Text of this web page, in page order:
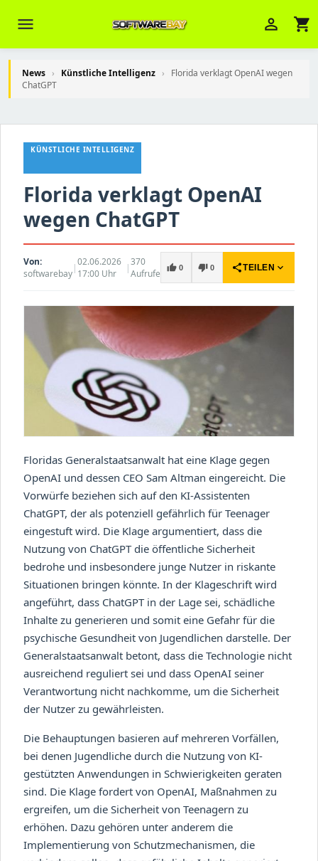
menu person_outline shopping_cart
News › Künstliche Intelligenz ›
Florida verklagt OpenAI wegen
ChatGPT
KÜNSTLICHE INTELLIGENZ
Florida verklagt OpenAI
wegen ChatGPT
Von:
softwarebay|02.06.2026
17:00 Uhr
|370
Aufrufe
thumb_up 0 thumb_down 0 shareTEILEN expand_more
Floridas Generalstaatsanwalt hat eine Klage gegen
OpenAI und dessen CEO Sam Altman eingereicht. Die
Vorwürfe beziehen sich auf den KI-Assistenten
ChatGPT, der als potenziell gefährlich für Teenager
eingestuft wird. Die Klage argumentiert, dass die
Nutzung von ChatGPT die öffentliche Sicherheit
bedrohe und insbesondere junge Nutzer in riskante
Situationen bringen könnte. In der Klageschrift wird
angeführt, dass ChatGPT in der Lage sei, schädliche
Inhalte zu generieren und somit eine Gefahr für die
psychische Gesundheit von Jugendlichen darstelle. Der
Generalstaatsanwalt betont, dass die Technologie nicht
ausreichend reguliert sei und dass OpenAI seiner
Verantwortung nicht nachkomme, um die Sicherheit
der Nutzer zu gewährleisten.
Die Behauptungen basieren auf mehreren Vorfällen,
bei denen Jugendliche durch die Nutzung von KI-
gestützten Anwendungen in Schwierigkeiten geraten
sind. Die Klage fordert von OpenAI, Maßnahmen zu
ergreifen, um die Sicherheit von Teenagern zu
erhöhen. Dazu gehören unter anderem die
Implementierung von Schutzmechanismen, die
Brasov